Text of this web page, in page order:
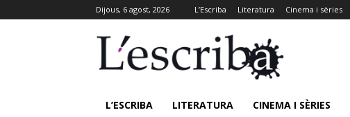
Dijous, 6 agost, 2026 L’Escriba Literatura Cinema i sèries
L’ESCRIBA LITERATURA CINEMA I SÈRIES